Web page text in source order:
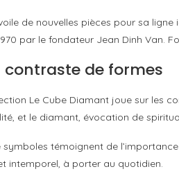
de nouvelles pièces pour sa
par le fondateur Jean Dinh Van.
contraste de formes
Le Cube Diamant joue sur les
et le diamant, évocation de
témoignent de
intemporel, à porter au quotidien.